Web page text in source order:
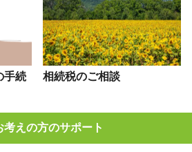
手続
相続税のご相談
えの方のサポート